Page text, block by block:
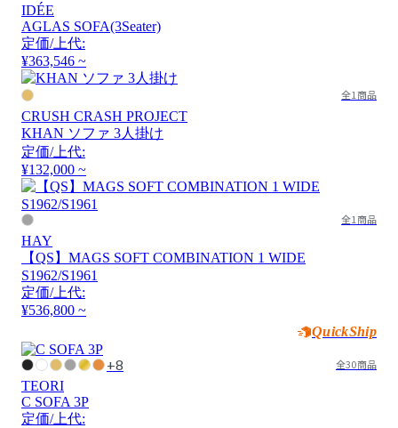
IDÉE
AGLAS SOFA(3Seater)
定価/上代:
¥363,546 ~
全1商品
CRUSH CRASH PROJECT
KHAN ソファ 3人掛け
定価/上代:
¥132,000 ~
全1商品
HAY
【QS】MAGS SOFT COMBINATION 1 WIDE
S1962/S1961
定価/上代:
¥536,800 ~
QuickShip
+8 全30商品
TEORI
C SOFA 3P
定価/上代: